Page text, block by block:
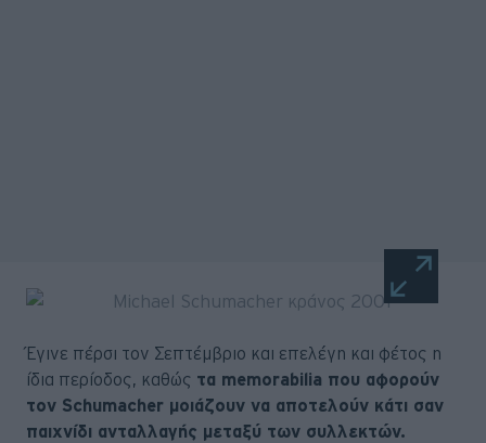
Έγινε πέρσι τον Σεπτέμβριο και επελέγη και φέτος η
ίδια περίοδος, καθώς τα memorabilia που αφορούν
τον Schumacher μοιάζουν να αποτελούν κάτι σαν
παιχνίδι ανταλλαγής μεταξύ των συλλεκτών.